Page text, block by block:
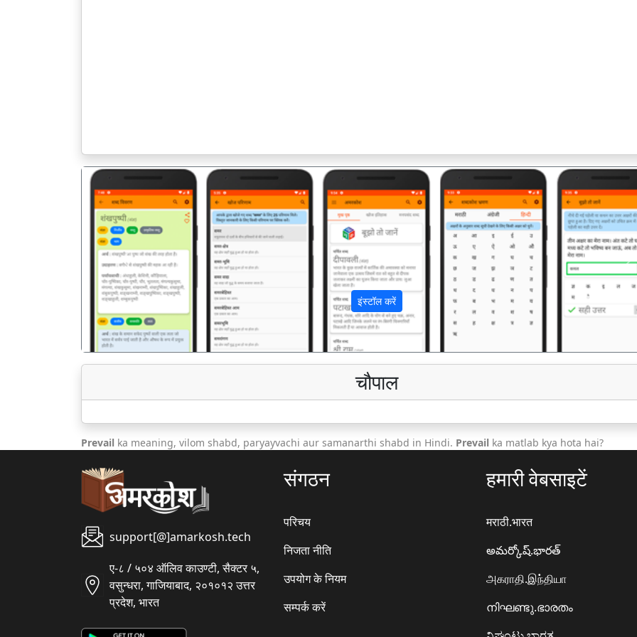
इंस्टॉल करें
पिछला
चौपाल
Prevail ka meaning, vilom shabd, paryayvachi aur samanarthi shabd in Hindi. Prevail ka matlab kya hota hai?
support[@]amarkosh.tech
ए-८ / ५०४ ऑलिव काउण्टी, सैक्टर ५,
वसुन्धरा, गाजियाबाद, २०१०१२ उत्तर
प्रदेश, भारत
संगठन
परिचय
निजता नीति
उपयोग के नियम
सम्पर्क करें
हमारी वेबसाइटें
मराठी.भारत
అమర్కోష్.భారత్
அகராதி.இந்தியா
നിഘണ്ടു.ഭാരതം